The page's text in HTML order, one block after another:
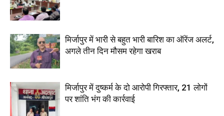
मिर्जापुर में भारी से बहुत भारी बारिश का ऑरेंज अलर्ट,
अगले तीन दिन मौसम रहेगा खराब
मिर्जापुर में दुष्कर्म के दो आरोपी गिरफ्तार, 21 लोगों
पर शांति भंग की कार्रवाई